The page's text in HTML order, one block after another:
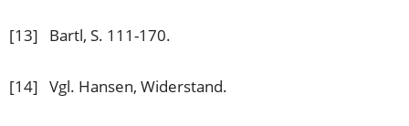
[13] Bartl, S. 111-170.
[14] Vgl. Hansen, Widerstand.